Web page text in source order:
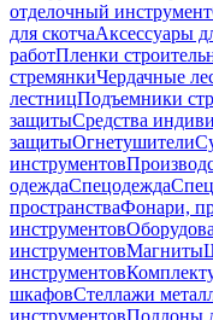
отделочный инструмент
для скотчаАксессуары
работПленки
стремянкиЧердачные
лестницПодъемники
защитыСредства
защитыОгнетушители
инструментов
одеждаСпецодежда
пространстваФонари,
инструментов
инструментовМагниты
инструментов
шкафовСтеллажи
инструментовПоддоны